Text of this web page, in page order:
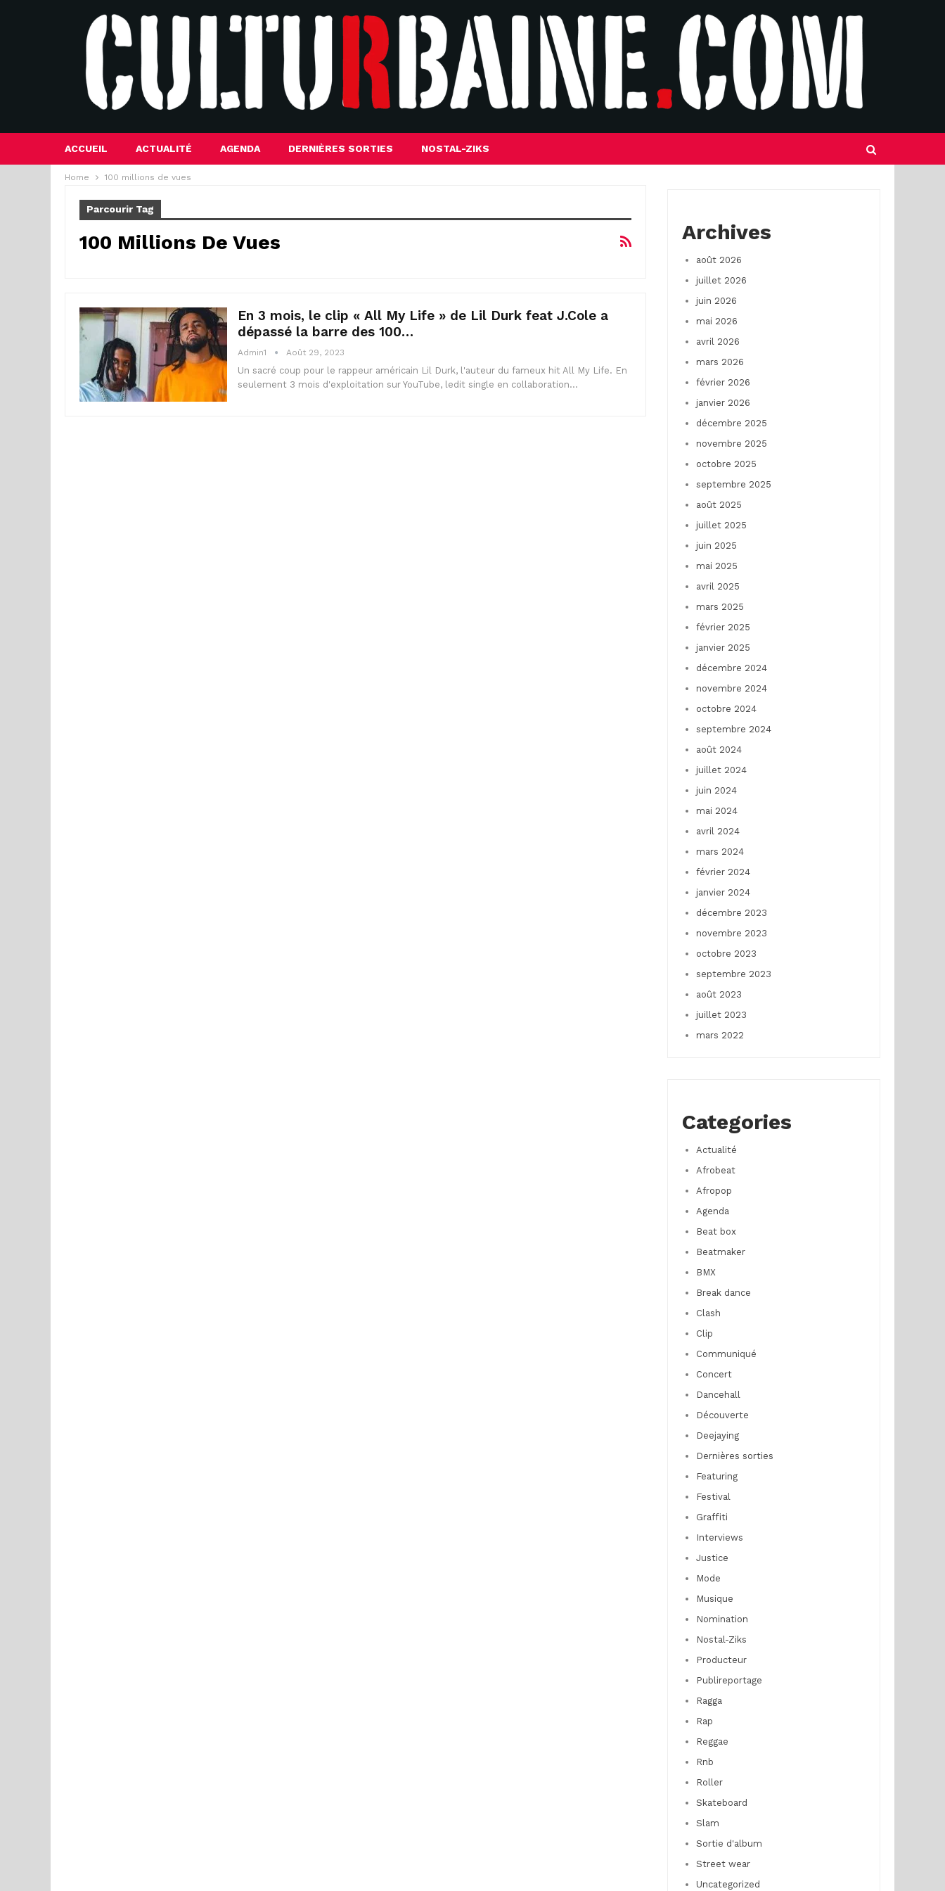
ACCUEIL ACTUALITÉ AGENDA DERNIÈRES SORTIES NOSTAL-ZIKS
Home 100 millions de vues
Parcourir Tag
100 Millions De Vues
En 3 mois, le clip « All My Life » de Lil Durk feat J.Cole a
dépassé la barre des 100…
Admin1 Août 29, 2023
Un sacré coup pour le rappeur américain Lil Durk, l'auteur du fameux hit All My Life. En
seulement 3 mois d'exploitation sur YouTube, ledit single en collaboration…
Archives
août 2026
juillet 2026
juin 2026
mai 2026
avril 2026
mars 2026
février 2026
janvier 2026
décembre 2025
novembre 2025
octobre 2025
septembre 2025
août 2025
juillet 2025
juin 2025
mai 2025
avril 2025
mars 2025
février 2025
janvier 2025
décembre 2024
novembre 2024
octobre 2024
septembre 2024
août 2024
juillet 2024
juin 2024
mai 2024
avril 2024
mars 2024
février 2024
janvier 2024
décembre 2023
novembre 2023
octobre 2023
septembre 2023
août 2023
juillet 2023
mars 2022
Categories
Actualité
Afrobeat
Afropop
Agenda
Beat box
Beatmaker
BMX
Break dance
Clash
Clip
Communiqué
Concert
Dancehall
Découverte
Deejaying
Dernières sorties
Featuring
Festival
Graffiti
Interviews
Justice
Mode
Musique
Nomination
Nostal-Ziks
Producteur
Publireportage
Ragga
Rap
Reggae
Rnb
Roller
Skateboard
Slam
Sortie d'album
Street wear
Uncategorized